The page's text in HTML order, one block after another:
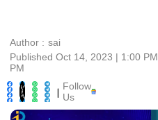
Author : sai
Published Oct 14, 2023 | 1:00 PM
PM
| Follow
Us